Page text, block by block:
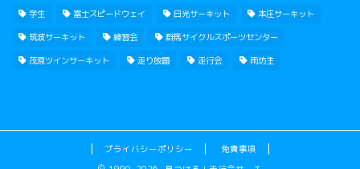
学生 富士スピードウェイ 日光サーキット 本庄サーキット
筑波サーキット 練習会 群馬サイクルスポーツセンター
茂原ツインサーキット 走り放題 走行会 雨坊主
プライバシーポリシー
免責事項